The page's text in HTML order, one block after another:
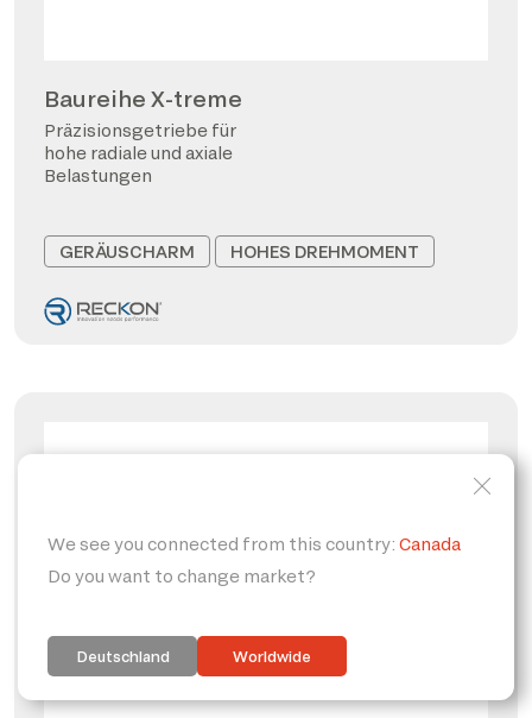
Baureihe X-treme
Präzisionsgetriebe für
hohe radiale und axiale
Belastungen
GERÄUSCHARM HOHES DREHMOMENT